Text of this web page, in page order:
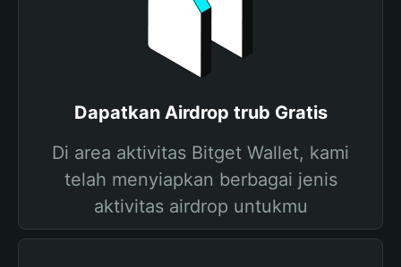
Dapatkan Airdrop trub Gratis
Di area aktivitas Bitget Wallet, kami
telah menyiapkan berbagai jenis
aktivitas airdrop untukmu